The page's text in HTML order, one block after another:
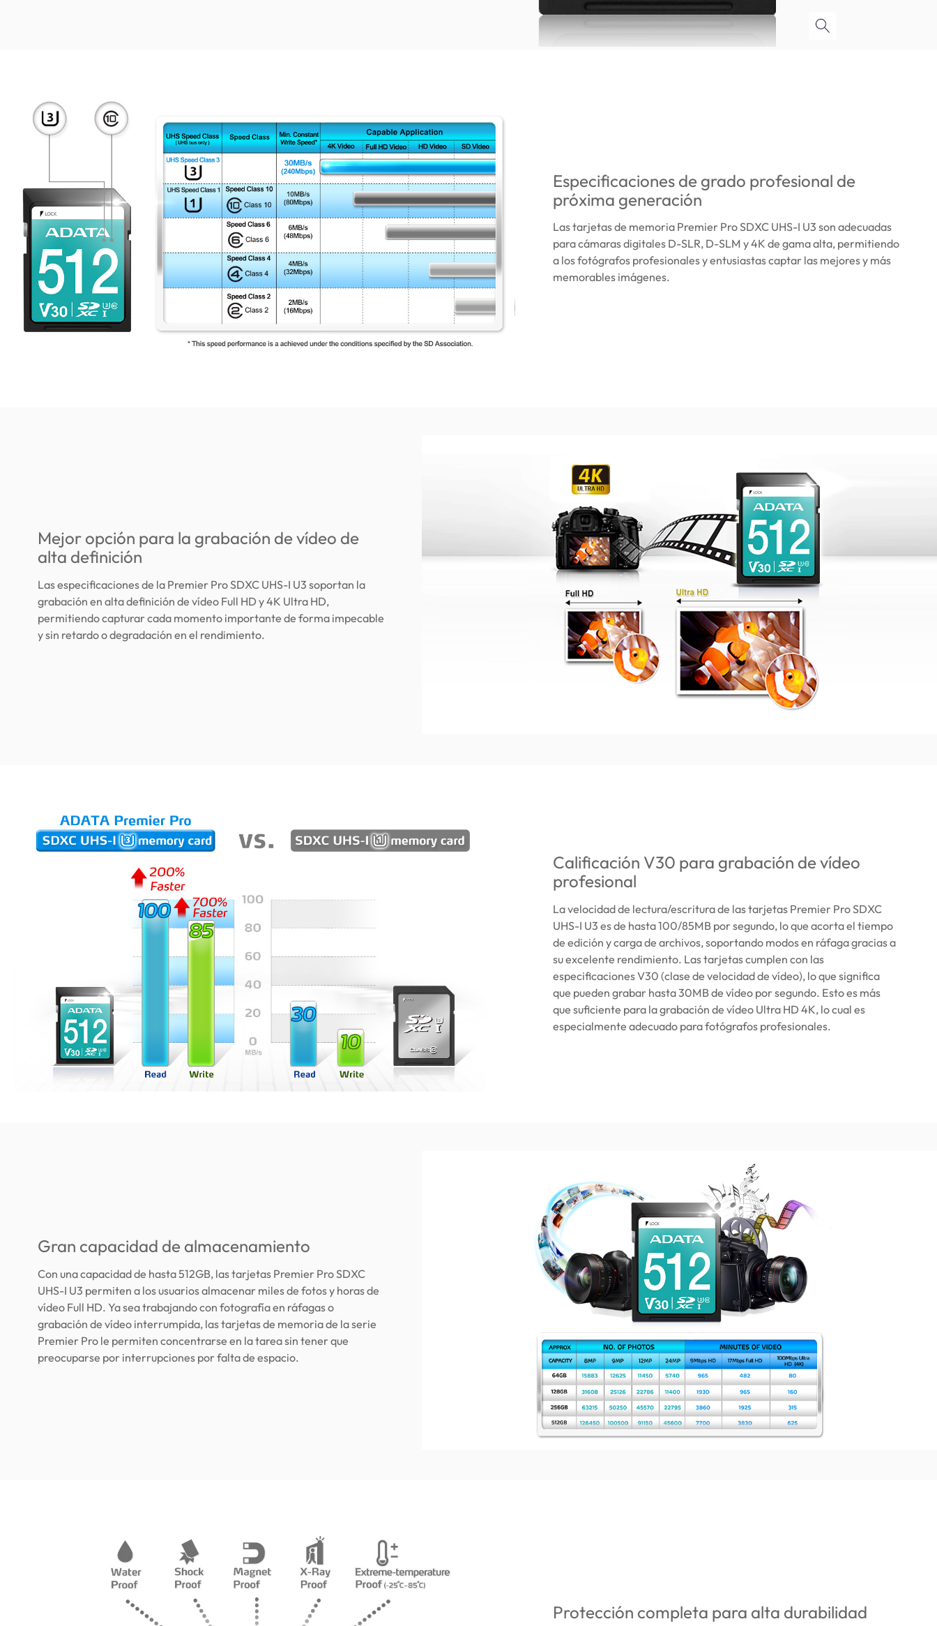
Especificaciones de grado profesional de
próxima generación
Las tarjetas de memoria Premier Pro SDXC UHS-I U3 son adecuadas
para cámaras digitales D-SLR, D-SLM y 4K de gama alta, permitiendo
a los fotógrafos profesionales y entusiastas captar las mejores y más
memorables imágenes.
Mejor opción para la grabación de vídeo de
alta definición
Las especificaciones de la Premier Pro SDXC UHS-I U3 soportan la
grabación en alta definición de vídeo Full HD y 4K Ultra HD,
permitiendo capturar cada momento importante de forma impecable
y sin retardo o degradación en el rendimiento.
Calificación V30 para grabación de vídeo
profesional
La velocidad de lectura/escritura de las tarjetas Premier Pro SDXC
UHS-I U3 es de hasta 100/85MB por segundo, lo que acorta el tiempo
de edición y carga de archivos, soportando modos en ráfaga gracias a
su excelente rendimiento. Las tarjetas cumplen con las
especificaciones V30 (clase de velocidad de vídeo), lo que significa
que pueden grabar hasta 30MB de vídeo por segundo. Esto es más
que suficiente para la grabación de vídeo Ultra HD 4K, lo cual es
especialmente adecuado para fotógrafos profesionales.
Gran capacidad de almacenamiento
Con una capacidad de hasta 512GB, las tarjetas Premier Pro SDXC
UHS-I U3 permiten a los usuarios almacenar miles de fotos y horas de
vídeo Full HD. Ya sea trabajando con fotografía en ráfagas o
grabación de vídeo interrumpida, las tarjetas de memoria de la serie
Premier Pro le permiten concentrarse en la tarea sin tener que
preocuparse por interrupciones por falta de espacio.
Protección completa para alta durabilidad